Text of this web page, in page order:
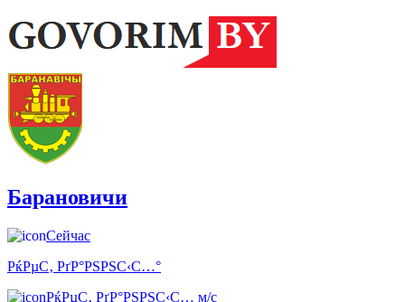
Барановичи
Сейчас
РќРµС‚ РґР°РЅРЅС‹С…°
РќРµС‚ РґР°РЅРЅС‹С… м/с